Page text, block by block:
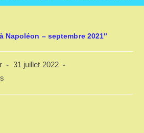
Napoléon – septembre 2021″
Publication
31 juillet 2022